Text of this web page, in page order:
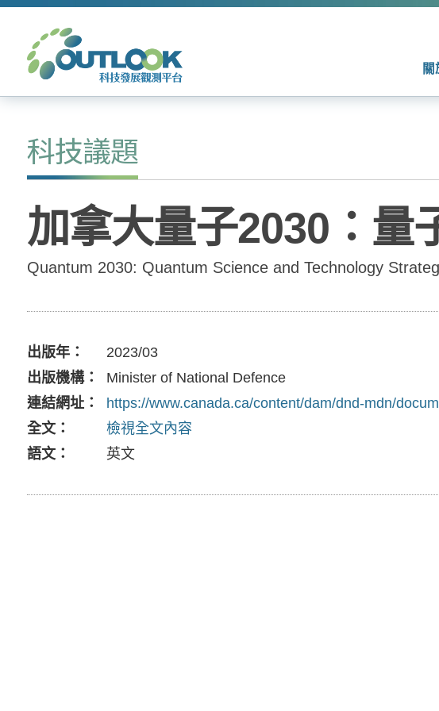
關
科技議題
加拿大量子2030：量
Quantum 2030: Quantum Science and Technology
出版年
2023/03
出版機構
Minister of National Defence
連結網址
https://www.canada.ca/content/dam/dnd-mdn/
全文
檢視全文內容
語文
英文